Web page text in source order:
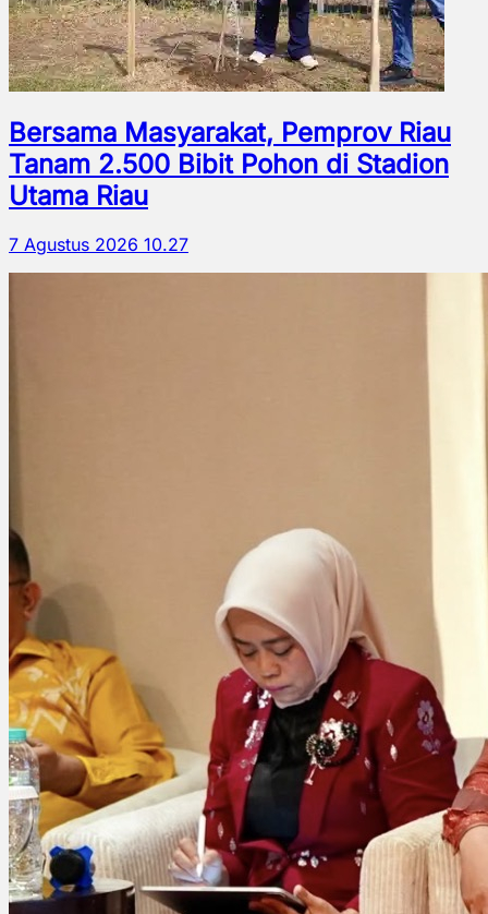
Bersama Masyarakat, Pemprov Riau
Tanam 2.500 Bibit Pohon di Stadion
Utama Riau
7 Agustus 2026 10.27